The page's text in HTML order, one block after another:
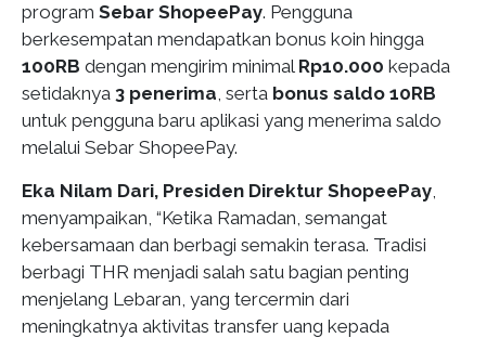
program Sebar ShopeePay. Pengguna
berkesempatan mendapatkan bonus koin hingga
100RB dengan mengirim minimal Rp10.000 kepada
setidaknya 3 penerima, serta bonus saldo 10RB
untuk pengguna baru aplikasi yang menerima saldo
melalui Sebar ShopeePay.
Eka Nilam Dari, Presiden Direktur ShopeePay,
menyampaikan, “Ketika Ramadan, semangat
kebersamaan dan berbagi semakin terasa. Tradisi
berbagi THR menjadi salah satu bagian penting
menjelang Lebaran, yang tercermin dari
meningkatnya aktivitas transfer uang kepada